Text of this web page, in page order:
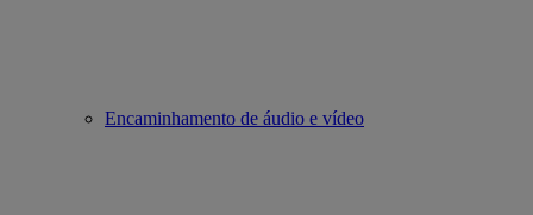
Encaminhamento de áudio e vídeo